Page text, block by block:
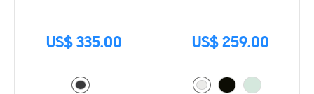
US$ 335.00 US$ 259.00